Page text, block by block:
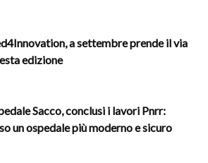
a settembre prende il via
edizione
Sacco, conclusi i lavori Pnrr:
un ospedale più moderno e sicuro